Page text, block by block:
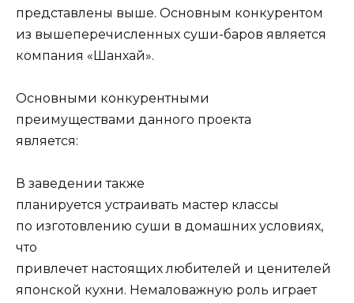
представлены выше. Основным конкурентом
из вышеперечисленных суши-баров является
компания «Шанхай».
Основными конкурентными
преимуществами данного проекта
является:
В заведении также
планируется устраивать мастер классы
по изготовлению суши в домашних условиях,
что
привлечет настоящих любителей и ценителей
японской кухни. Немаловажную роль играет